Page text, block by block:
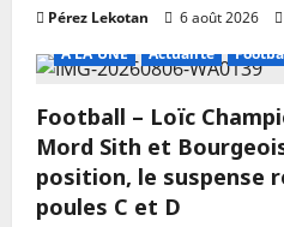
Pérez Lekotan 6 août 2026
A LA UNE
Actualité
Football – Loïc
Mord Sith et
position, le suspense
poules C et D